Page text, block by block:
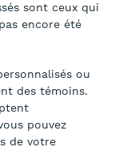
sont ceux qui
encore été
ou
des témoins.
pouvez
de votre